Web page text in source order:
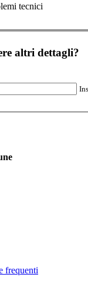
tecnici
altri dettagli?
frequenti